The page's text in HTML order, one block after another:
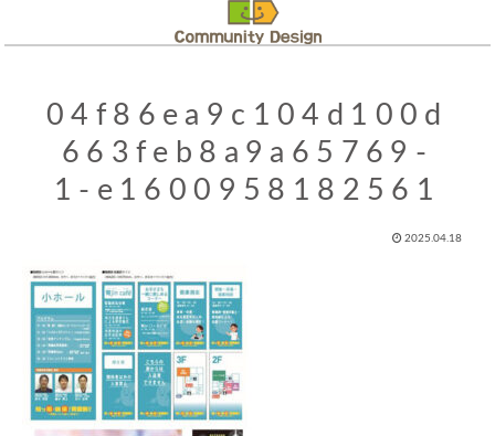
04f86ea9c104d100d
663feb8a9a65769-
1-e1600958182561
2025.04.18